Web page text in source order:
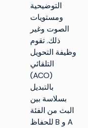
التوضيحية
ومستويات
الصوت وغير
ذلك. تقوم
وظيفة التحويل
التلقائي
(ACO)
بالتبديل
بسلاسة بين
البث من الفئة
A و B للحفاظ